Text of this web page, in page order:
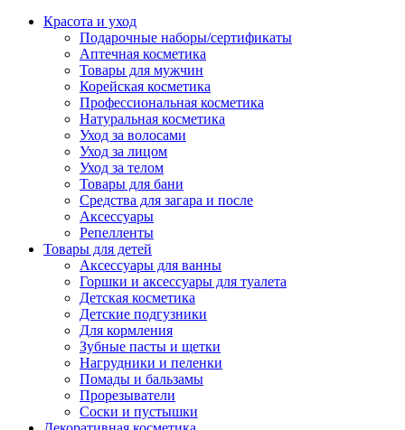
Красота и уход
Подарочные наборы/сертификаты
Аптечная косметика
Товары для мужчин
Корейская косметика
Профессиональная косметика
Натуральная косметика
Уход за волосами
Уход за лицом
Уход за телом
Товары для бани
Средства для загара и после
Аксессуары
Репелленты
Товары для детей
Аксессуары для ванны
Горшки и аксессуары для туалета
Детская косметика
Детские подгузники
Для кормления
Зубные пасты и щетки
Нагрудники и пеленки
Помады и бальзамы
Прорезыватели
Соски и пустышки